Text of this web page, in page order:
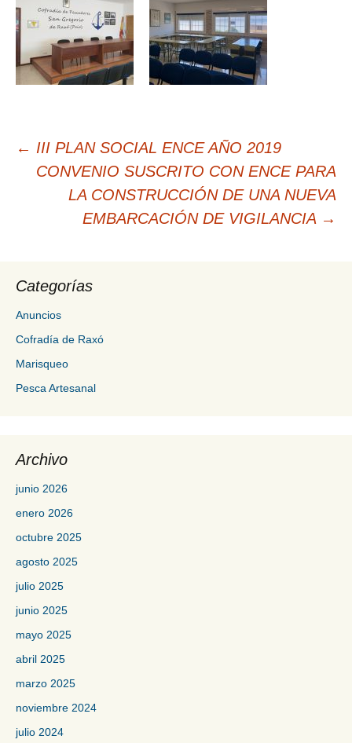
Navegación
entradas
← III PLAN SOCIAL ENCE AÑO 2019
CONVENIO SUSCRITO CON ENCE PARA
LA CONSTRUCCIÓN DE UNA NUEVA
EMBARCACIÓN DE VIGILANCIA →
Categorías
Anuncios
Cofradía de Raxó
Marisqueo
Pesca Artesanal
Archivo
junio 2026
enero 2026
octubre 2025
agosto 2025
julio 2025
junio 2025
mayo 2025
abril 2025
marzo 2025
noviembre 2024
julio 2024